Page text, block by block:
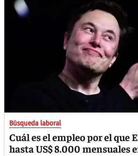
Búsqueda laboral
Cuál es el empleo por el que
hasta US$ 8.000 mensuales